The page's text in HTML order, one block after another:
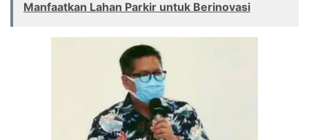
Manfaatkan Lahan Parkir untuk Berinovasi